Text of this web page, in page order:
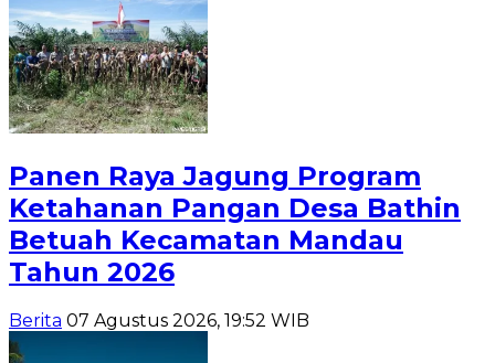
Panen Raya Jagung Program
Ketahanan Pangan Desa Bathin
Betuah Kecamatan Mandau
Tahun 2026
Berita 07 Agustus 2026, 19:52 WIB